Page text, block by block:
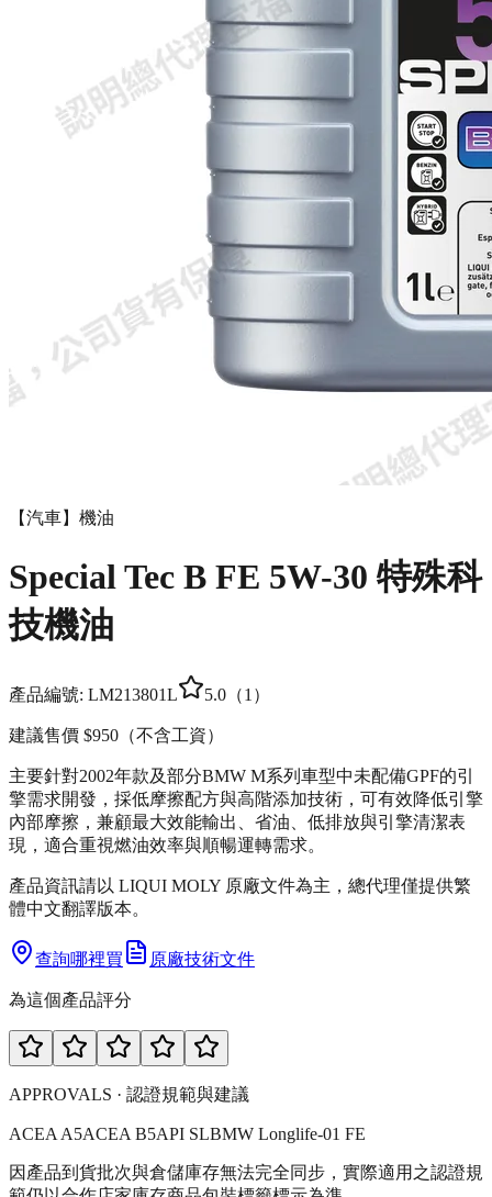
【汽車】機油
Special Tec B FE 5W-30 特殊科
技機油
產品編號: LM213801L 5.0 （1 ）
建議售價 $950 （不含工資）
主要針對2002年款及部分BMW M系列車型中未配備GPF的引
擎需求開發，採低摩擦配方與高階添加技術，可有效降低引擎
內部摩擦，兼顧最大效能輸出、省油、低排放與引擎清潔表
現，適合重視燃油效率與順暢運轉需求。
產品資訊請以 LIQUI MOLY 原廠文件為主，總代理僅提供繁
體中文翻譯版本。
查詢哪裡買 原廠技術文件
為這個產品評分
APPROVALS · 認證規範與建議
ACEA A5ACEA B5API SLBMW Longlife-01 FE
因產品到貨批次與倉儲庫存無法完全同步，實際適用之認證規